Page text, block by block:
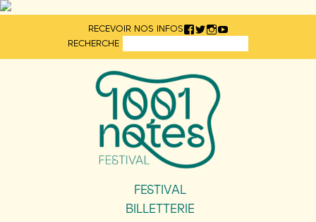
RECEVOIR NOS INFOS
RECHERCHE
FESTIVAL
BILLETTERIE